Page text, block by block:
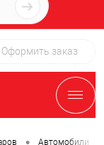
пн-пт 7:00-16:00 МСК
Оформить заказ
Автомобили